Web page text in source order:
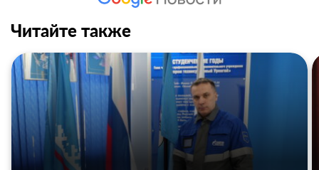
Читайте также